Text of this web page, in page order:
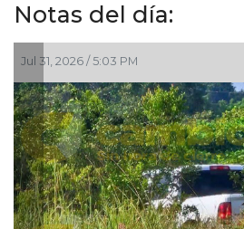
Notas del día:
2026 / 5:03 PM